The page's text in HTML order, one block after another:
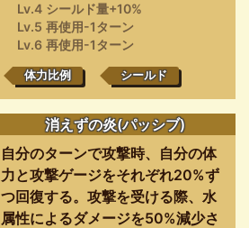
Lv.4 シールド量+10%
Lv.5 再使用-1ターン
Lv.6 再使用-1ターン
体力比例 シールド
消えずの炎(パッシブ)
自分のターンで攻撃時、自分の体
力と攻撃ゲージをそれぞれ20%ず
つ回復する。攻撃を受ける際、水
属性によるダメージを50%減少さ